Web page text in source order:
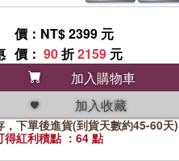
：NT$ 2399 元
價 ： 90折2159 元
加入購物車
加入收藏
，下單後進貨(到貨天數約45-60天)
得紅利積點 ：64 點